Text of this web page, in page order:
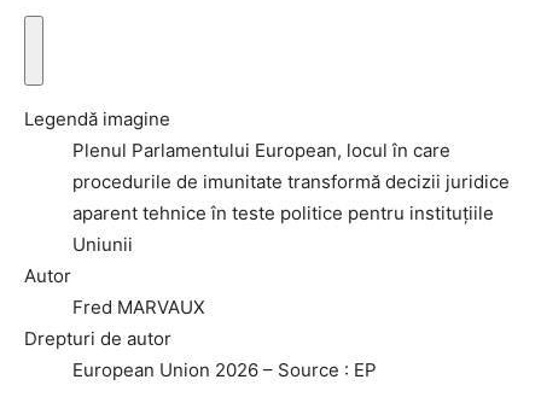
i
ă
n
Legendă imagine
Plenul Parlamentului European, locul în care
procedurile de imunitate transformă decizii juridice
aparent tehnice în teste politice pentru instituțiile
Uniunii
Autor
Fred MARVAUX
Drepturi de autor
European Union 2026 – Source : EP